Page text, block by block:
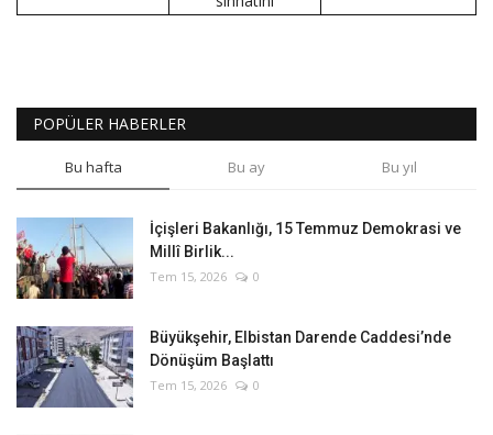
POPÜLER HABERLER
Bu hafta Bu ay Bu yıl
İçişleri Bakanlığı, 15 Temmuz Demokrasi ve
Millî Birlik...
Tem 15, 2026 0
Büyükşehir, Elbistan Darende Caddesi’nde
Dönüşüm Başlattı
Tem 15, 2026 0